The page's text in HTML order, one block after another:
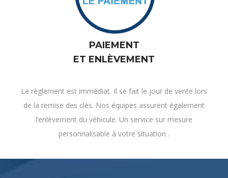
PAIEMENT
ET ENLÈVEMENT
Le règlement est immédiat. Il se fait le jour de vente lors
de la remise des clés. Nos équipes assurent également
l’enlèvement du véhicule. Un service sur mesure
personnalisable à votre situation .